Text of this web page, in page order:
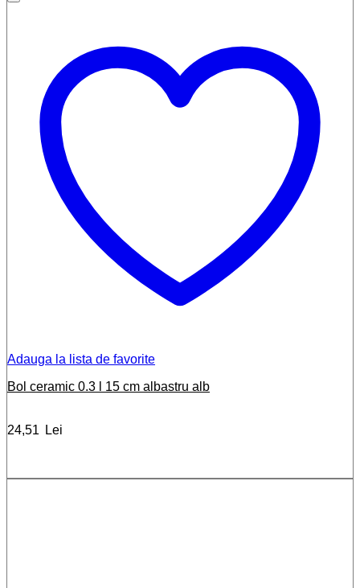
Adauga la lista de favorite
Bol ceramic 0.3 l 15 cm albastru alb
24,51 Lei